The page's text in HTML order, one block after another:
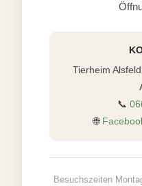
Tierheim
📞
🌐
Besuchszeiten